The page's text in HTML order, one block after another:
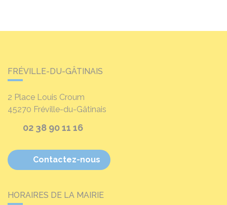
FRÉVILLE-DU-GÂTINAIS
2 Place Louis Croum
45270 Fréville-du-Gâtinais
02 38 90 11 16
Contactez-nous
HORAIRES DE LA MAIRIE